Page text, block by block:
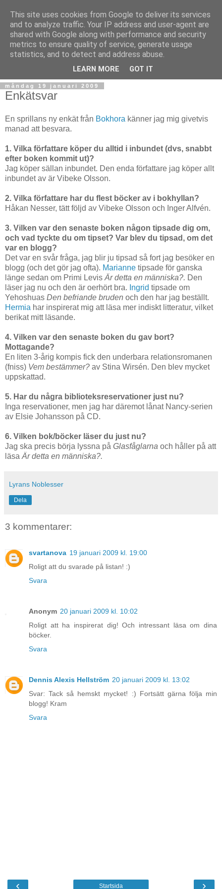
måndag 19 januari 2009
Enkätsvar
En sprillans ny enkät från Bokhora känner jag mig givetvis
manad att besvara.
1. Vilka författare köper du alltid i inbundet (dvs, snabbt
efter boken kommit ut)?
Jag köper sällan inbundet. Den enda författare jag köper allt
inbundet av är Vibeke Olsson.
2. Vilka författare har du flest böcker av i bokhyllan?
Håkan Nesser, tätt följd av Vibeke Olsson och Inger Alfvén.
3. Vilken var den senaste boken någon tipsade dig om,
och vad tyckte du om tipset? Var blev du tipsad, om det
var en blogg?
Det var en svår fråga, jag blir ju tipsad så fort jag besöker en
blogg (och det gör jag ofta). Marianne tipsade för ganska
länge sedan om Primi LevisÄr detta en människa?. Den
läser jag nu och den är oerhört bra. Ingrid tipsade om
Yehoshuas Den befriande bruden och den har jag beställt.
Hermia har inspirerat mig att läsa mer indiskt litteratur, vilket
berikat mitt läsande.
4. Vilken var den senaste boken du gav bort?
Mottagande?
En liten 3-årig kompis fick den underbara relationsromanen
(fniss) Vem bestämmer? av Stina Wirsén. Den blev mycket
uppskattad.
5. Har du några biblioteksreservationer just nu?
Inga reservationer, men jag har däremot lånat Nancy-serien
av Elsie Johansson på CD.
6. Vilken bok/böcker läser du just nu?
Jag ska precis börja lyssna på Glasfåglarna och håller på att
läsaÄr detta en människa?.
Lyrans Noblesser
Dela
3 kommentarer:
svartanova 19 januari 2009 kl. 19:00
Roligt att du svarade på listan! :)
Svara
Anonym 20 januari 2009 kl. 10:02
Roligt att ha inspirerat dig! Och intressant läsa om dina
böcker.
Svara
Dennis Alexis Hellström 20 januari 2009 kl. 13:02
Svar: Tack så hemskt mycket! :) Fortsätt gärna följa min
blogg! Kram
Svara
‹ ›
Startsida
This site uses cookies from Google to deliver its services
and to analyze traffic. Your IP address and user-agent are
shared with Google along with performance and security
metrics to ensure quality of service, generate usage
statistics, and to detect and address abuse.
LEARN MORE GOT IT